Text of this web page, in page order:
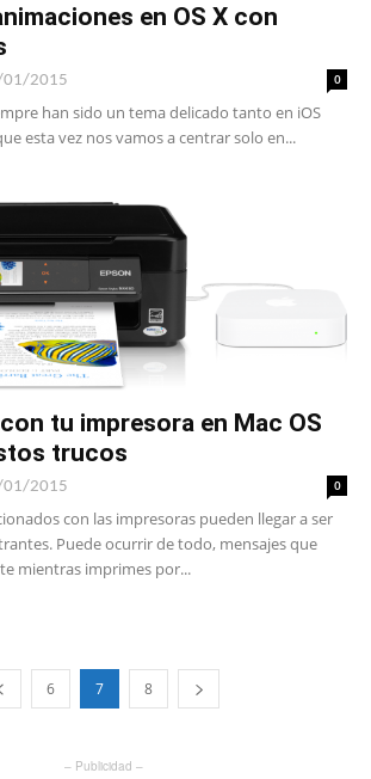
en OS X con
01/2015 0
han sido un tema delicado tanto en iOS
esta vez nos vamos a centrar solo en...
tu impresora en Mac OS
trucos
01/2015 0
con las impresoras pueden llegar a ser
Puede ocurrir de todo, mensajes que
mientras imprimes por...
6 7 8
– Publicidad –